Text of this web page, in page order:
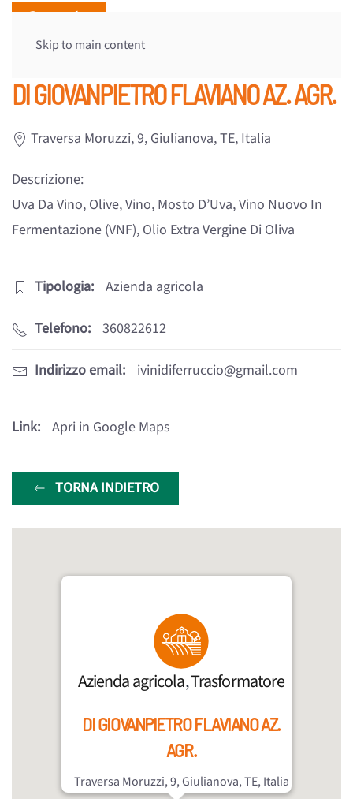
Skip to main content
DI GIOVANPIETRO FLAVIANO AZ. AGR.
Traversa Moruzzi, 9, Giulianova, TE, Italia
Descrizione:
Uva Da Vino, Olive, Vino, Mosto D’Uva, Vino Nuovo In
Fermentazione (VNF), Olio Extra Vergine Di Oliva
Tipologia: Azienda agricola
Telefono: 360822612
Indirizzo email: ivinidiferruccio@gmail.com
Link: Apri in Google Maps
TORNA INDIETRO
Azienda agricola,Trasformatore
DI GIOVANPIETRO FLAVIANO AZ.
AGR.
Traversa Moruzzi, 9, Giulianova, TE, Italia